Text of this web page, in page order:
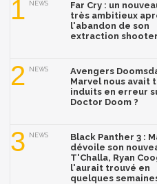
1 NEWS
Far Cry : un
très ambitieux
l'abandon de son
extraction
2 NEWS
Avengers
Marvel nous avait
induits en erreur
Doctor Doom ?
3 NEWS
Black Panther 3 :
dévoile son
T'Challa, Ryan
l'aurait trouvé en
quelques